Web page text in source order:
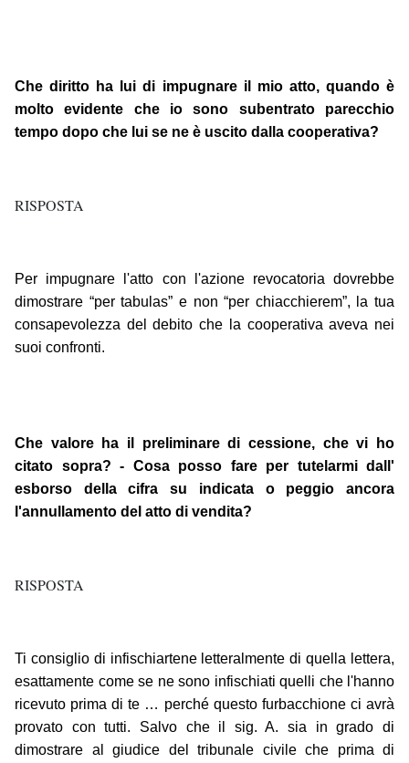
Che diritto ha lui di impugnare il mio atto, quando è
molto evidente che io sono subentrato parecchio
tempo dopo che lui se ne è uscito dalla cooperativa?
RISPOSTA
Per impugnare l'atto con l'azione revocatoria dovrebbe
dimostrare “per tabulas” e non “per chiacchierem”, la tua
consapevolezza del debito che la cooperativa aveva nei
suoi confronti.
Che valore ha il preliminare di cessione, che vi ho
citato sopra? - Cosa posso fare per tutelarmi dall'
esborso della cifra su indicata o peggio ancora
l'annullamento del atto di vendita?
RISPOSTA
Ti consiglio di infischiartene letteralmente di quella lettera,
esattamente come se ne sono infischiati quelli che l'hanno
ricevuto prima di te … perché questo furbacchione ci avrà
provato con tutti. Salvo che il sig. A. sia in grado di
dimostrare al giudice del tribunale civile che prima di